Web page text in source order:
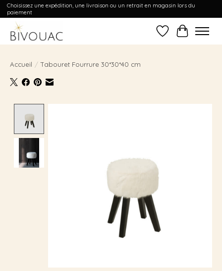
Choisissez une expédition, une livraison ou un retrait en magasin lors du
paiement
Liste dePanier
Accueil / Tabouret Fourrure 30*30*40 cm